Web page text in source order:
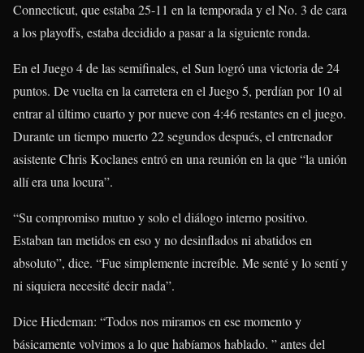
Connecticut, que estaba 25-11 en la temporada y el No. 3 de cara
a los playoffs, estaba decidido a pasar a la siguiente ronda.
En el Juego 4 de las semifinales, el Sun logró una victoria de 24
puntos. De vuelta en la carretera en el Juego 5, perdían por 10 al
entrar al último cuarto y por nueve con 4:46 restantes en el juego.
Durante un tiempo muerto 22 segundos después, el entrenador
asistente Chris Koclanes entró en una reunión en la que “la unión
allí era una locura”.
“Su compromiso mutuo y solo el diálogo interno positivo.
Estaban tan metidos en eso y no desinflados ni abatidos en
absoluto”, dice. “Fue simplemente increíble. Me senté y lo sentí y
ni siquiera necesité decir nada”.
Dice Hiedeman: “Todos nos miramos en ese momento y
básicamente volvimos a lo que habíamos hablado. ” antes del